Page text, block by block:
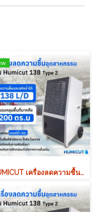
HUMICUT เครื่องลดความชื้นอุตสาหกรรม รุ่น Humicut 138 Type 2